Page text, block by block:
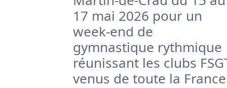
17 mai 2026 pour un
week-end de
gymnastique rythmique
réunissant les clubs
venus de toute la